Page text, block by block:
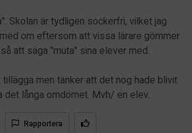
Skolan är tydligen sockerfri, vilket jag
om eftersom att vissa lärare gömmer
att säga "muta" sina elever med.
men tänker att det nog hade blivit
långa omdömet. Mvh/ en elev.
Rapportera